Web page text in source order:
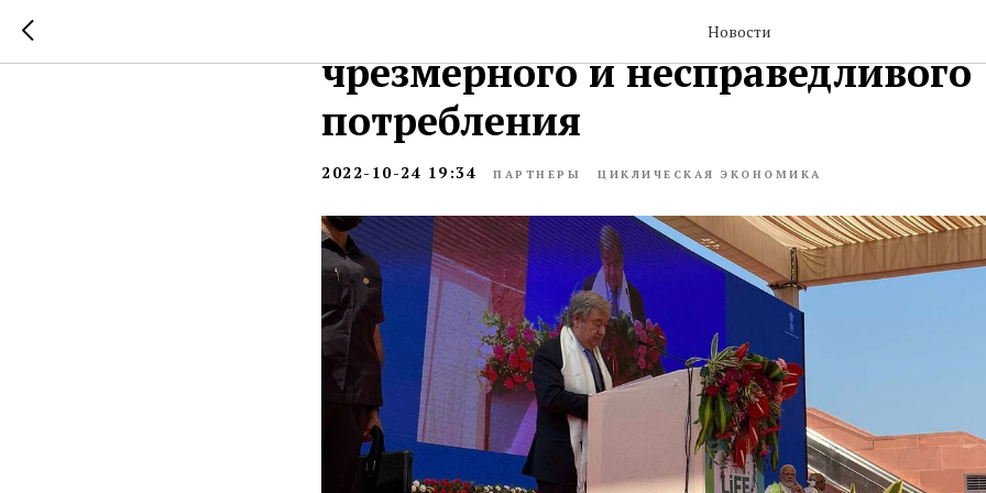
Новости
Глава ООН призвал отказаться
чрезмерного и несправедливого
потребления
2022-10-24 19:34 ПАРТНЕРЫ ЦИКЛИЧЕСКАЯ ЭКОНОМИКА